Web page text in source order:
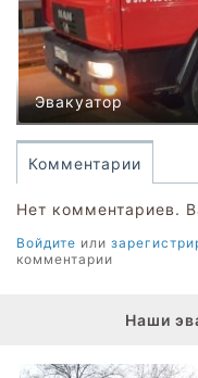
Эвакуатор
Комментарии
Нет комментариев.
Войдите или
комментарии
Наши